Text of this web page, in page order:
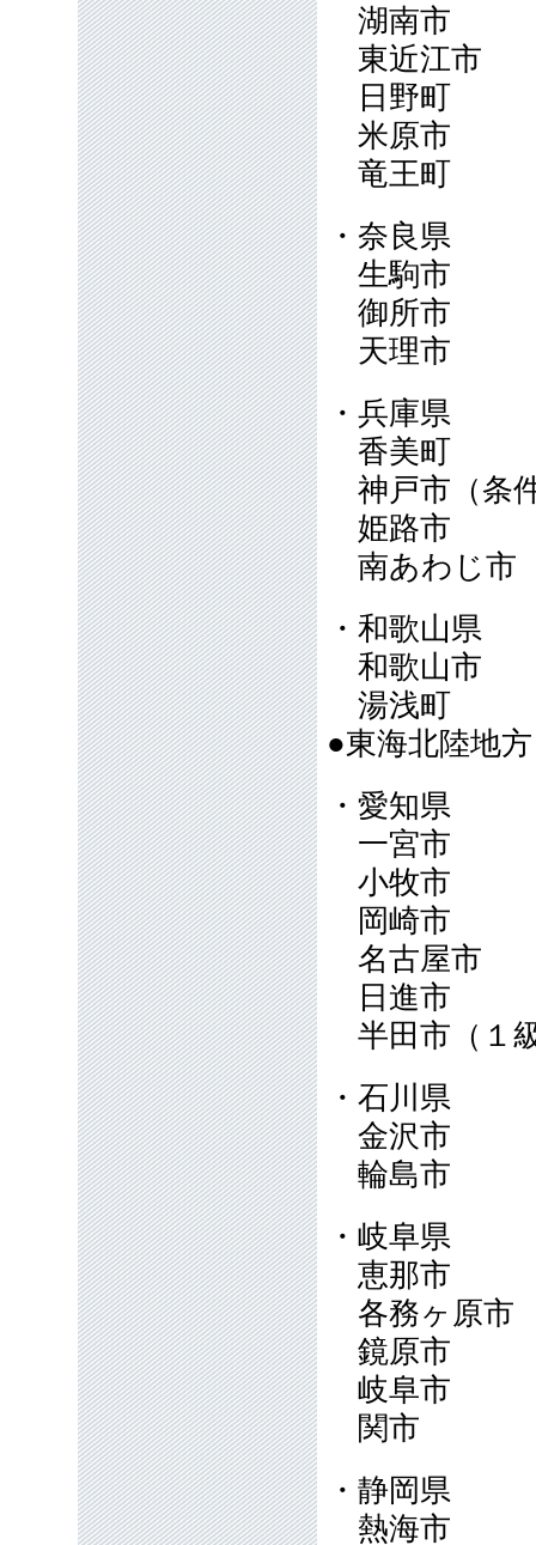
湖南市
東近江市
日野町
米原市
竜王町
・奈良県
生駒市
御所市
天理市
・兵庫県
香美町
神戸市（条
姫路市
南あわじ
・和歌山県
和歌山市
湯浅町
●東海北陸地
・愛知県
一宮市
小牧市
岡崎市
名古屋市
日進市
半田市（１
・石川県
金沢市
輪島市
・岐阜県
恵那市
各務ヶ原
鏡原市
岐阜市
関市
・静岡県
熱海市